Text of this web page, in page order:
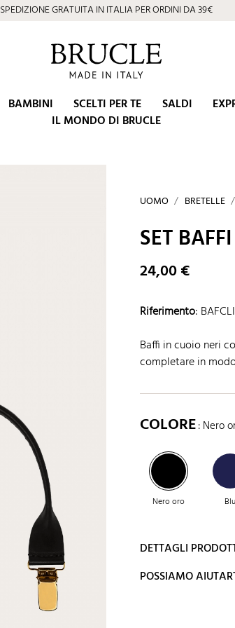
SPEDIZIONE GRATUITA IN ITALIA PER ORDINI DA 39€
BAMBINI SCELTI PER TE SALDI
IL MONDO DI BRUCLE
UOMO BRETELLE
SET
24,00 €
Riferimento:
Baffi in cuoio neri
completare in
COLORE: Nero
Nero oro Blu
DETTAGLI
POSSIAMO